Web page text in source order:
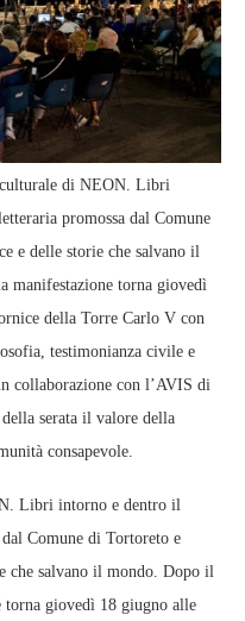
di NEON. Libri
promossa dal Comune
e delle storie che salvano il
manifestazione torna giovedì
della Torre Carlo V con
testimonianza civile e
collaborazione con l’AVIS di
serata il valore della
consapevole.
Libri intorno e dentro il
dal Comune di Tortoreto e
che salvano il mondo. Dopo il
torna giovedì 18 giugno alle